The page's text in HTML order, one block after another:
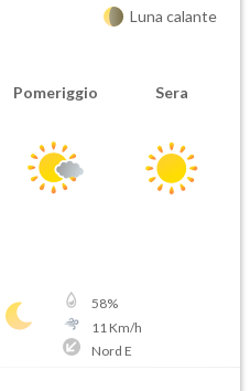
Luna calante
Pomeriggio Sera
58%
11 Km/h
Nord E